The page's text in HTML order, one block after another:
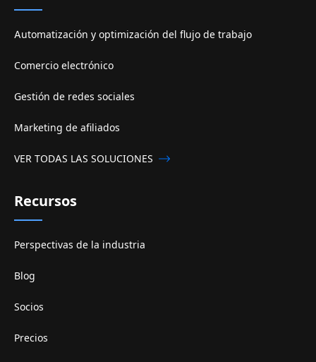
Automatización y optimización del flujo de trabajo
Comercio electrónico
Gestión de redes sociales
Marketing de afiliados
VER TODAS LAS SOLUCIONES
Recursos
Perspectivas de la industria
Blog
Socios
Precios